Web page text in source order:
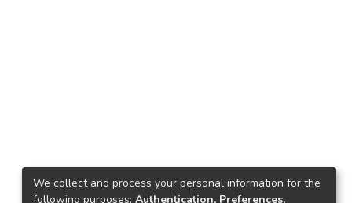
We collect and process your personal information for the
following purposes: Authentication, Preferences,